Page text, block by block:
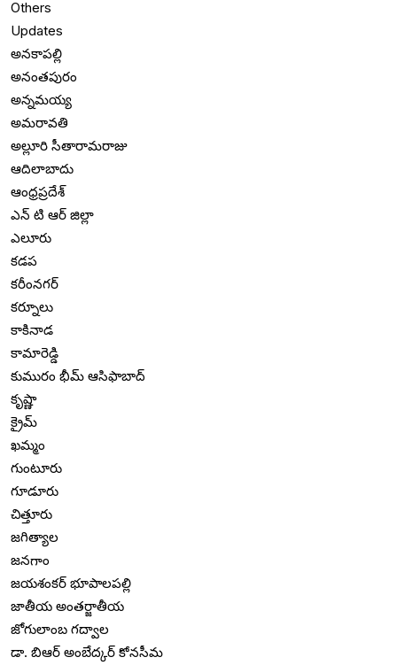
Others
Updates
అనకాపల్లి
అనంతపురం
అన్నమయ్య
అమరావతి
అల్లూరి సీతారామరాజు
ఆదిలాబాదు
ఆంధ్రప్రదేశ్
ఎన్ టి ఆర్ జిల్లా
ఎలూరు
కడప
కరీంనగర్
కర్నూలు
కాకినాడ
కామారెడ్డి
కుమురం భీమ్ ఆసిఫాబాద్
కృష్ణా
క్రైమ్
ఖమ్మం
గుంటూరు
గూడూరు
చిత్తూరు
జగిత్యాల
జనగాం
జయశంకర్ భూపాలపల్లి
జాతీయ అంతర్జాతీయ
జోగులాంబ గద్వాల
డా. బిఆర్ అంబేద్కర్ కోనసీమ